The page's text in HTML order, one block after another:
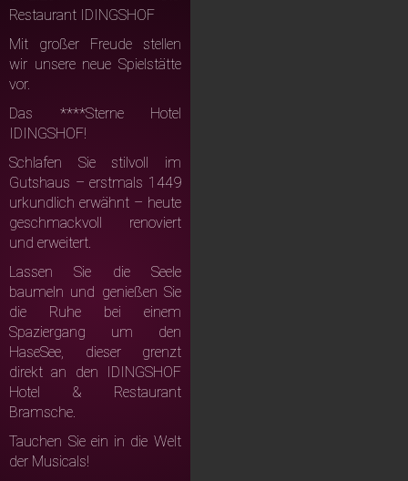
Restaurant IDINGSHOF
Mit großer Freude stellen
wir unsere neue Spielstätte
vor.
Das ****Sterne Hotel
IDINGSHOF!
Schlafen Sie stilvoll im
Gutshaus – erstmals 1449
urkundlich erwähnt – heute
geschmackvoll renoviert
und erweitert.
Lassen Sie die Seele
baumeln und genießen Sie
die Ruhe bei einem
Spaziergang um den
HaseSee, dieser grenzt
direkt an den IDINGSHOF
Hotel & Restaurant
Bramsche.
Tauchen Sie ein in die Welt
der Musicals!